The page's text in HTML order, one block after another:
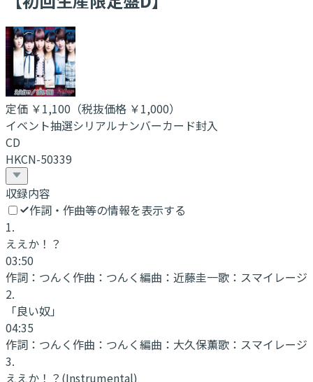
定価 ￥1,100 （税抜価格 ￥1,000）
イベント抽選シリアルナンバーカード封入
CD
HKCN-50339
収録内容
作詞・作曲等の情報を表示する
1.
ええか！？
03:50
作詞： つんく作曲： つんく編曲： 近藤圭一歌： スマイレージ
2.
「良い奴」
04:35
作詞： つんく作曲： つんく編曲： 大久保薫歌： スマイレージ
3.
ええか！？ (Instrumental)